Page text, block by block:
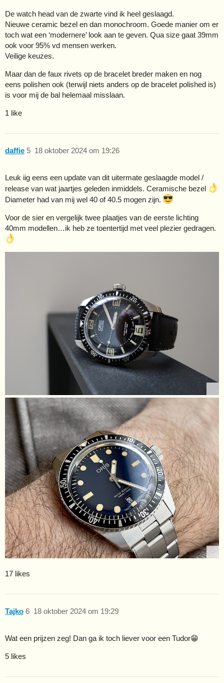
De watch head van de zwarte vind ik heel geslaagd.
Nieuwe ceramic bezel en dan monochroom. Goede manier om er
toch wat een ‘modernere’ look aan te geven. Qua size gaat 39mm
ook voor 95% vd mensen werken.
Veilige keuzes.
Maar dan de faux rivets op de bracelet breder maken en nog
eens polishen ook (terwijl niets anders op de bracelet polished is)
is voor mij de bal helemaal misslaan.
1 like
daffie 18 oktober 2024 om 19:26
5
Leuk iig eens een update van dit uitermate geslaagde model /
release van wat jaartjes geleden inmiddels. Ceramische bezel
Diameter had van mij wel 40 of 40.5 mogen zijn.
Voor de sier en vergelijk twee plaatjes van de eerste lichting
40mm modellen…ik heb ze toentertijd met veel plezier gedragen.
17 likes
Tajko 18 oktober 2024 om 19:29
6
Wat een prijzen zeg! Dan ga ik toch liever voor een Tudor😁
5 likes